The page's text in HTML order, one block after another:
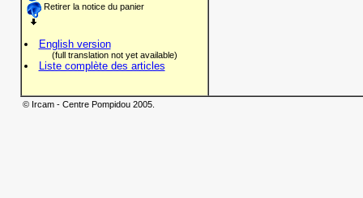
Retirer la notice du panier
English version
(full translation not yet available)
Liste complète des articles
© Ircam - Centre Pompidou 2005.